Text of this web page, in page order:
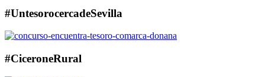
#UntesorocercadeSevilla
#CiceroneRural